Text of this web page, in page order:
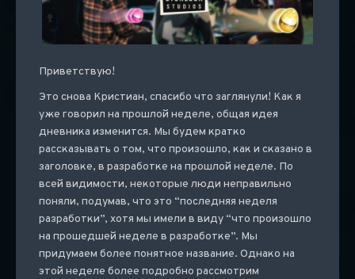
Приветствую!
Это снова Кристиан, спасибо что заглянули! Как я
уже говорил на прошлой неделе, общая идея
дневника изменится. Мы будем кратко
рассказывать о том, что произошло, как и сказано в
заголовке, в разработке на прошлой неделе. По
всей видимости, некоторые люди неправильно
поняли, подумав, что это “последняя неделя
разработки”, хотя мы имели в виду “что произошло
на прошедшей неделе в разработке”. Мы
придумаем более понятное название. Однако на
этой неделе более подробно рассмотрим